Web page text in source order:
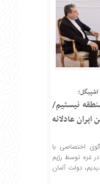
نیستیم/
عادلانه
اختصاصی با
۵۰ هزار نفر در غزه توسط رژیم
دولت آلمان